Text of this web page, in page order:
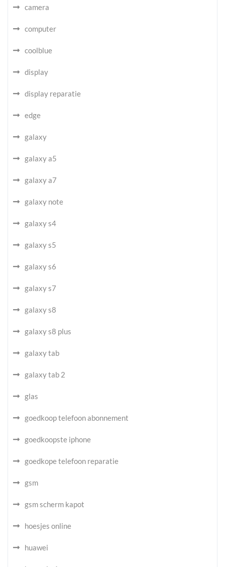
camera
computer
coolblue
display
display reparatie
edge
galaxy
galaxy a5
galaxy a7
galaxy note
galaxy s4
galaxy s5
galaxy s6
galaxy s7
galaxy s8
galaxy s8 plus
galaxy tab
galaxy tab 2
glas
goedkoop telefoon abonnement
goedkoopste iphone
goedkope telefoon reparatie
gsm
gsm scherm kapot
hoesjes online
huawei